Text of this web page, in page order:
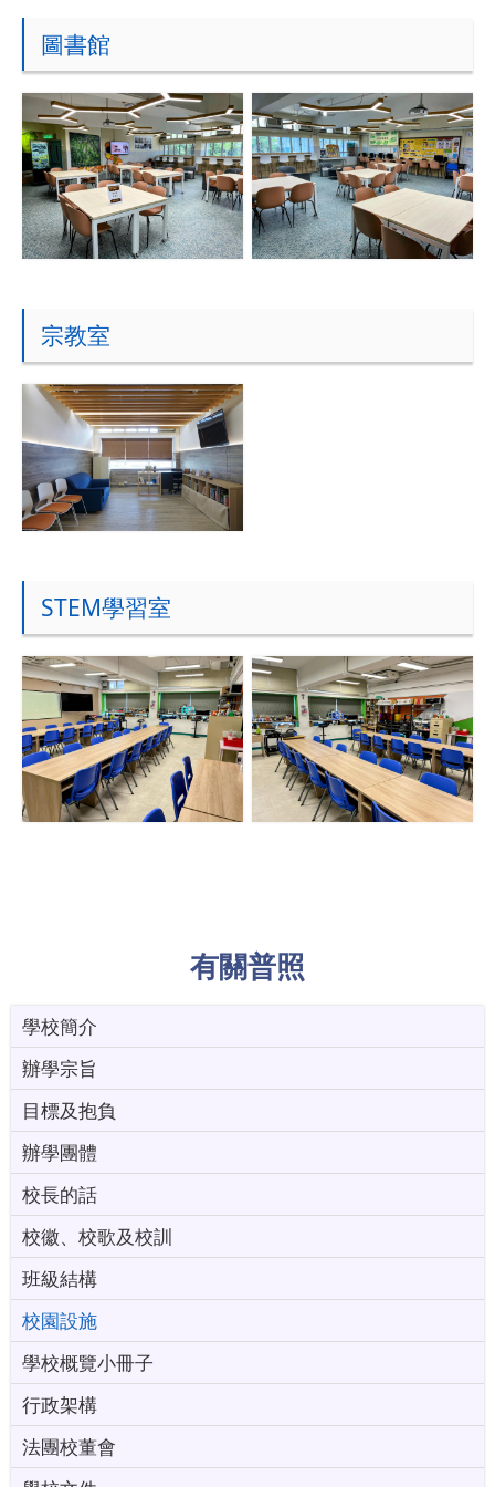
圖書館
宗教室
STEM學習室
有關普照
學校簡介
辦學宗旨
目標及抱負
辦學團體
校長的話
校徽、校歌及校訓
班級結構
校園設施
學校概覽小冊子
行政架構
法團校董會